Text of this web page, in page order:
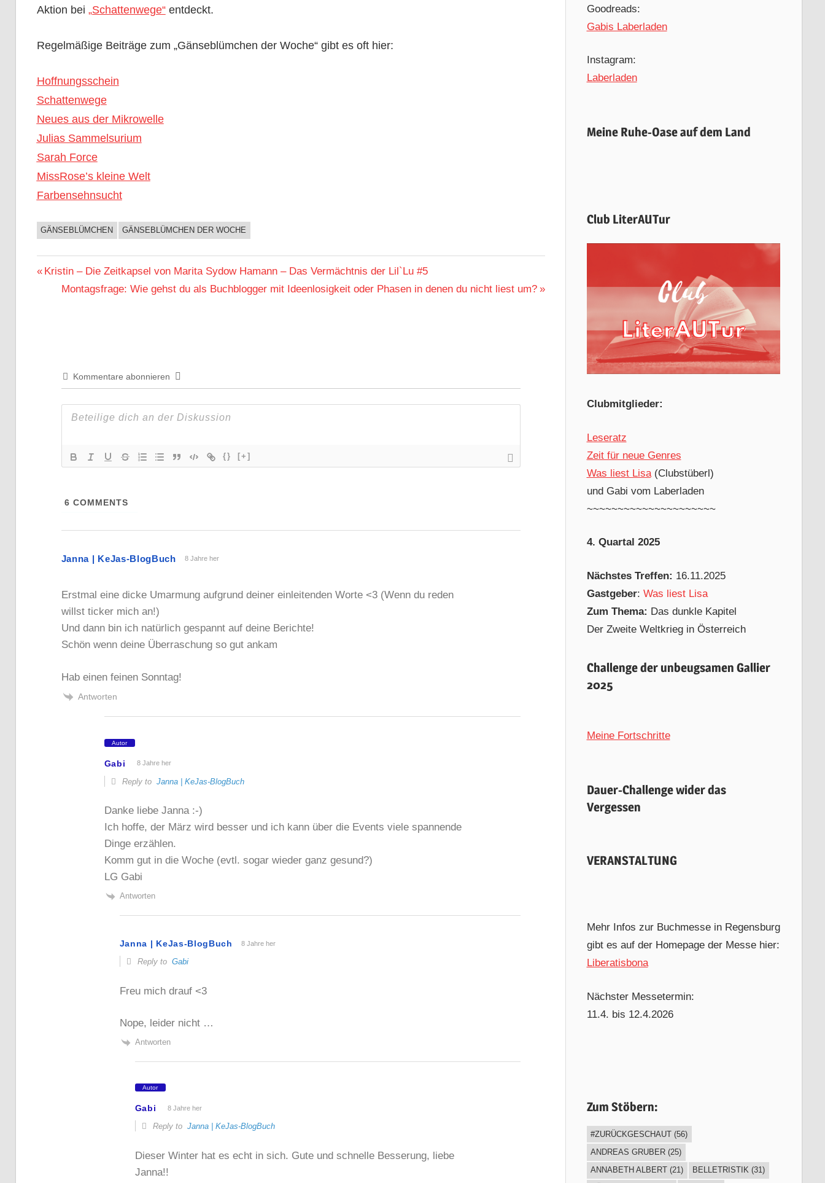
Aktion bei „Schattenwege“entdeckt.
Regelmäßige Beiträge zum „Gänseblümchen der Woche“ gibt es oft hier:
Hoffnungsschein
Schattenwege
Neues aus der Mikrowelle
Julias Sammelsurium
Sarah Force
MissRose’s kleine Welt
Farbensehnsucht
BUCHIGES
GÄNSEBLÜMCHEN GÄNSEBLÜMCHEN DER WOCHE
Beitragsnavigation
Vorheriger
Beitrag:
Kristin – Die Zeitkapsel von Marita Sydow Hamann – Das Vermächtnis der Lil`Lu #5
Nächster
Montagsfrage: Wie gehst du als Buchblogger mit Ideenlosigkeit oder Phasen in denen du nicht liest um?
Kommentare abonnieren
{} [+]
6 COMMENTS
Janna | KeJas-BlogBuch 8 Jahre her
Erstmal eine dicke Umarmung aufgrund deiner einleitenden Worte <3 (Wenn du reden
willst ticker mich an!)
Und dann bin ich natürlich gespannt auf deine Berichte!
Schön wenn deine Überraschung so gut ankam
Hab einen feinen Sonntag!
Antworten
Autor
Gabi 8 Jahre her
Reply to Janna | KeJas-BlogBuch
Danke liebe Janna :-)
Ich hoffe, der März wird besser und ich kann über die Events viele spannende
Dinge erzählen.
Komm gut in die Woche (evtl. sogar wieder ganz gesund?)
LG Gabi
Antworten
Janna | KeJas-BlogBuch 8 Jahre her
Reply to Gabi
Freu mich drauf <3
Nope, leider nicht …
Antworten
Autor
Gabi 8 Jahre her
Reply to Janna | KeJas-BlogBuch
Dieser Winter hat es echt in sich. Gute und schnelle Besserung, liebe
Janna!!
Goodreads:
Gabis Laberladen
Instagram:
Laberladen
Meine Ruhe-Oase auf dem Land
Club LiterAUTur
Clubmitglieder:
Leseratz
Zeit für neue Genres
Was liest Lisa(Clubstüberl)
und Gabi vom Laberladen
~~~~~~~~~~~~~~~~~~~~~
4. Quartal 2025
Nächstes Treffen: 16.11.2025
Gastgeber: Was liest Lisa
Zum Thema: Das dunkle Kapitel
Der Zweite Weltkrieg in Österreich
Challenge der unbeugsamen Gallier
2025
Meine Fortschritte
Dauer-Challenge wider das
Vergessen
VERANSTALTUNG
Mehr Infos zur Buchmesse in Regensburg
gibt es auf der Homepage der Messe hier:
Liberatisbona
Nächster Messetermin:
11.4. bis 12.4.2026
Zum Stöbern:
#ZURÜCKGESCHAUT (56)
ANDREAS GRUBER (25)
ANNABETH ALBERT (21) BELLETRISTIK (31)